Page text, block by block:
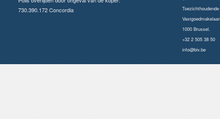
730.390.172 Concordia
1000 Brussel.
+32 2 505 38 50
info@biv.be